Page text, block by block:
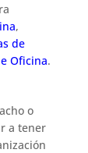
,
de
Oficina.
o
a tener